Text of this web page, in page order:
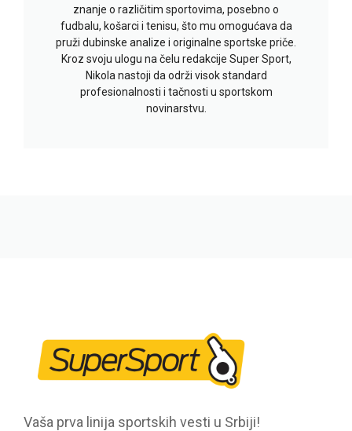
znanje o različitim sportovima, posebno o
fudbalu, košarci i tenisu, što mu omogućava da
pruži dubinske analize i originalne sportske priče.
Kroz svoju ulogu na čelu redakcije Super Sport,
Nikola nastoji da održi visok standard
profesionalnosti i tačnosti u sportskom
novinarstvu.
Vaša prva linija sportskih vesti u Srbiji!